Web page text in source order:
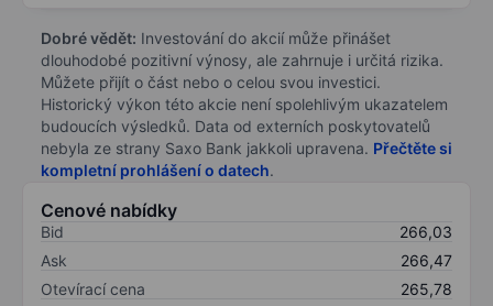
Dobré vědět: Investování do akcií může přinášet
dlouhodobé pozitivní výnosy, ale zahrnuje i určitá rizika.
Můžete přijít o část nebo o celou svou investici.
Historický výkon této akcie není spolehlivým ukazatelem
budoucích výsledků. Data od externích poskytovatelů
nebyla ze strany Saxo Bank jakkoli upravena. Přečtěte si
kompletní prohlášení o datech.
Cenové nabídky
Bid
266,03
Ask
266,47
Otevírací cena
265,78